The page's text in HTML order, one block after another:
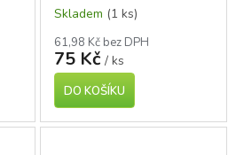
Skladem (1 ks)
61,98 Kč bez DPH
75 Kč / ks
DO KOŠÍKU